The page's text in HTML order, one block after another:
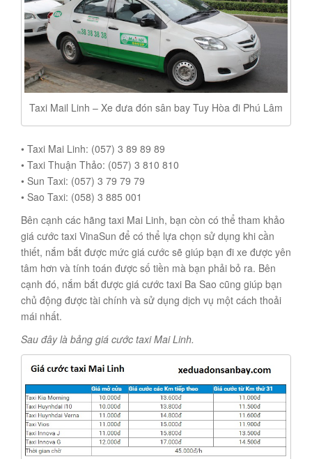
Taxi Mail Linh – Xe đưa đón sân bay Tuy Hòa đi Phú Lâm
• Taxi Mai Linh: (057) 3 89 89 89
• Taxi Thuận Thảo: (057) 3 810 810
• Sun Taxi: (057) 3 79 79 79
• Sao Taxi: (058) 3 885 001
Bên cạnh các hãng taxi Mai Linh, bạn còn có thể tham khảo
giá cước taxi VinaSun để có thể lựa chọn sử dụng khi cần
thiết, nắm bắt được mức giá cước sẽ giúp bạn đi xe được yên
tâm hơn và tính toán được số tiền mà bạn phải bỏ ra. Bên
cạnh đó, nắm bắt được giá cước taxi Ba Sao cũng giúp bạn
chủ động được tài chính và sử dụng dịch vụ một cách thoải
mái nhất.
Sau đây là bảng giá cước taxi Mai Linh.